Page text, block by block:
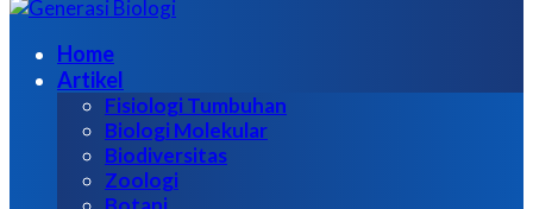
Home
Artikel
Fisiologi Tumbuhan
Biologi Molekular
Biodiversitas
Zoologi